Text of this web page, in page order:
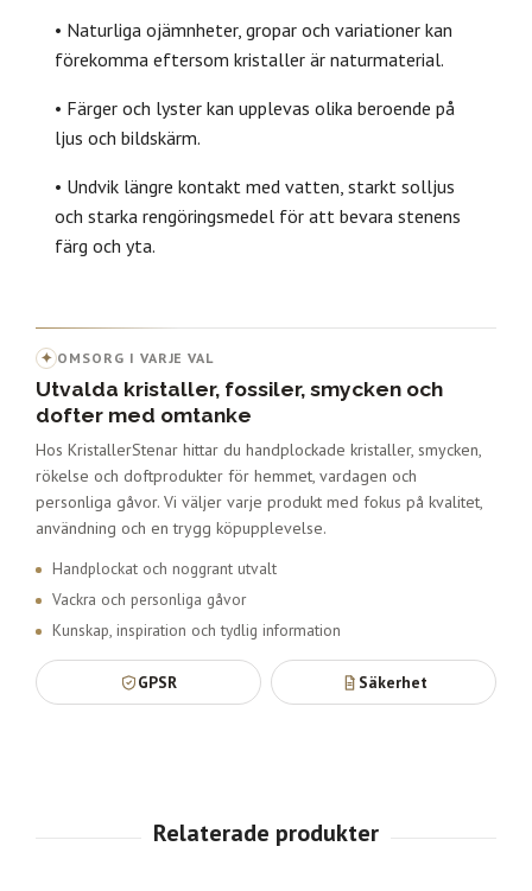
• Naturliga ojämnheter, gropar och variationer kan
förekomma eftersom kristaller är naturmaterial.
• Färger och lyster kan upplevas olika beroende på
ljus och bildskärm.
• Undvik längre kontakt med vatten, starkt solljus
och starka rengöringsmedel för att bevara stenens
färg och yta.
✦ OMSORG I VARJE VAL
Utvalda kristaller, fossiler, smycken och
dofter med omtanke
Hos KristallerStenar hittar du handplockade kristaller, smycken,
rökelse och doftprodukter för hemmet, vardagen och
personliga gåvor. Vi väljer varje produkt med fokus på kvalitet,
användning och en trygg köpupplevelse.
Handplockat och noggrant utvalt
Vackra och personliga gåvor
Kunskap, inspiration och tydlig information
GPSR Säkerhet